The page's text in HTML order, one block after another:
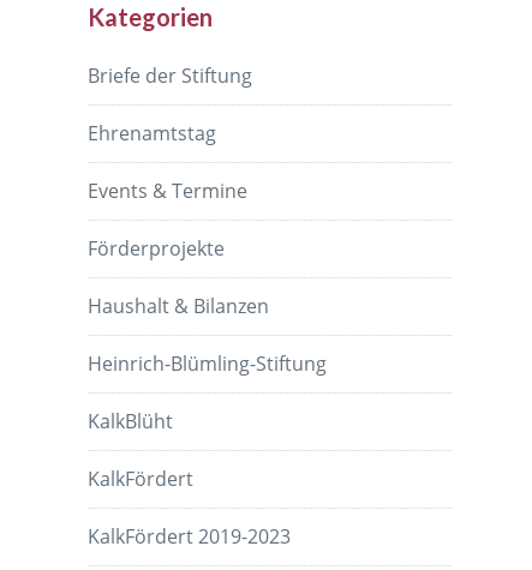
Kategorien
Briefe der Stiftung
Ehrenamtstag
Events & Termine
Förderprojekte
Haushalt & Bilanzen
Heinrich-Blümling-Stiftung
KalkBlüht
KalkFördert
KalkFördert 2019-2023